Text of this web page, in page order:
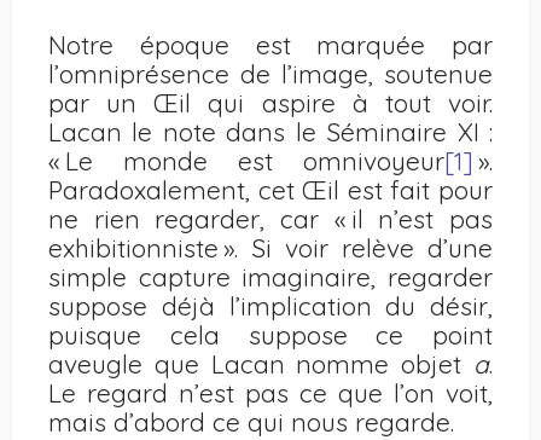
Notre époque est marquée par
l’omniprésence de l’image, soutenue
par un Œil qui aspire à tout voir.
Lacan le note dans le Séminaire XI :
« Le monde est omnivoyeur[1] ».
Paradoxalement, cet Œil est fait pour
ne rien regarder, car « il n’est pas
exhibitionniste ». Si voir relève d’une
simple capture imaginaire, regarder
suppose déjà l’implication du désir,
puisque cela suppose ce point
aveugle que Lacan nomme objet a.
Le regard n’est pas ce que l’on voit,
mais d’abord ce qui nous regarde.